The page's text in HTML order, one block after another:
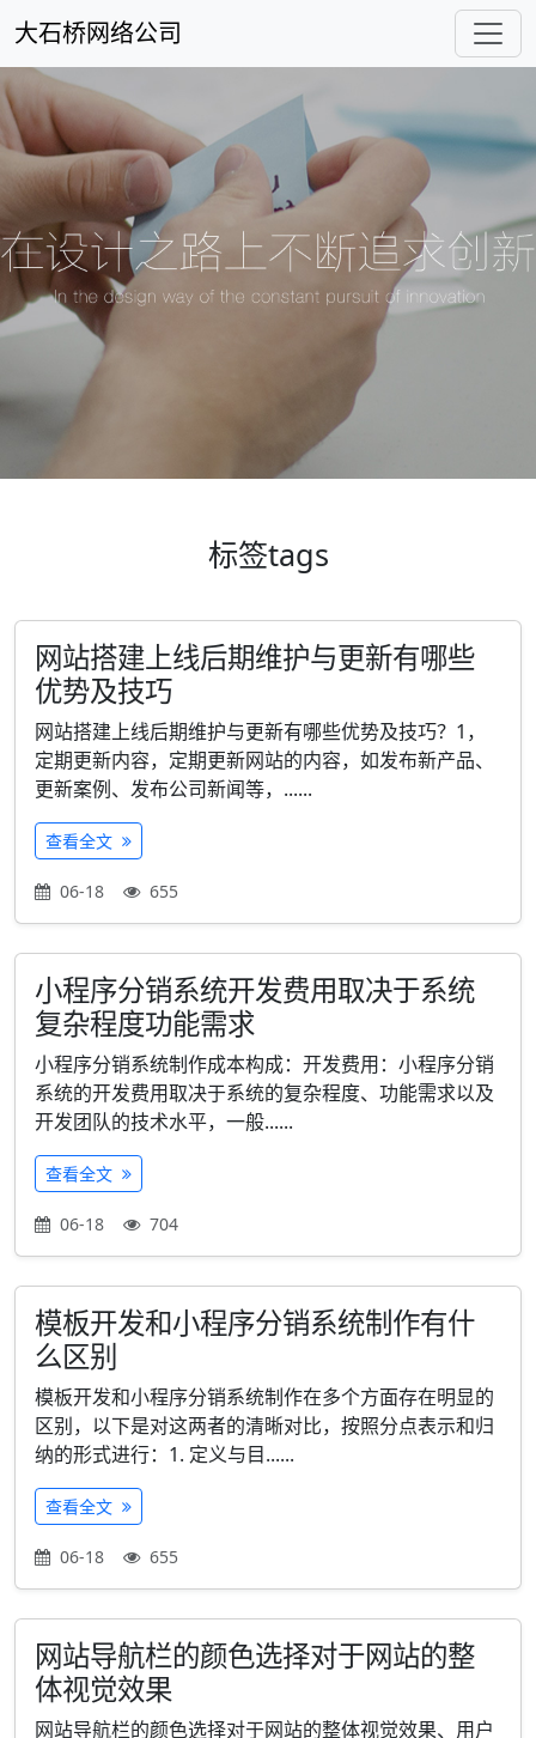
大石桥网络公司
标签tags
网站搭建上线后期维护与更新有哪些
优势及技巧
网站搭建上线后期维护与更新有哪些优势及技巧？1，
定期更新内容，定期更新网站的内容，如发布新产品、
更新案例、发布公司新闻等，......
查看全文
06-18 655
小程序分销系统开发费用取决于系统
复杂程度功能需求
小程序分销系统制作成本构成：开发费用：小程序分销
系统的开发费用取决于系统的复杂程度、功能需求以及
开发团队的技术水平，一般......
查看全文
06-18 704
模板开发和小程序分销系统制作有什
么区别
模板开发和小程序分销系统制作在多个方面存在明显的
区别，以下是对这两者的清晰对比，按照分点表示和归
纳的形式进行：1. 定义与目......
查看全文
06-18 655
网站导航栏的颜色选择对于网站的整
体视觉效果
网站导航栏的颜色选择对于网站的整体视觉效果、用户